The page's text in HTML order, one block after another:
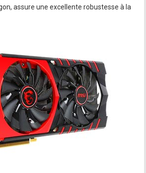
assure une excellente robustesse à la